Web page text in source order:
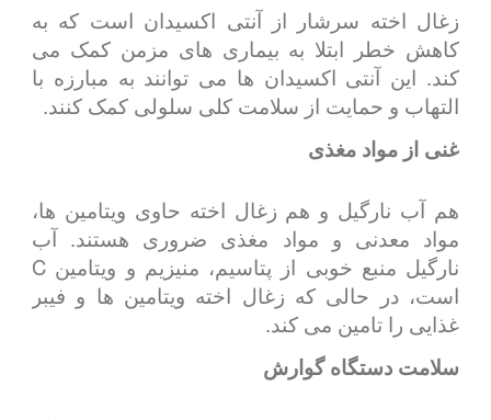
زغال اخته سرشار از آنتی اکسیدان است که به
کاهش خطر ابتلا به بیماری های مزمن کمک می
کند. این آنتی اکسیدان ها می توانند به مبارزه با
التهاب و حمایت از سلامت کلی سلولی کمک کنند.
غنی از مواد مغذی
هم آب نارگیل و هم زغال اخته حاوی ویتامین ها،
مواد معدنی و مواد مغذی ضروری هستند. آب
نارگیل منبع خوبی از پتاسیم، منیزیم و ویتامین C
است، در حالی که زغال اخته ویتامین ها و فیبر
غذایی را تامین می کند.
سلامت دستگاه گوارش